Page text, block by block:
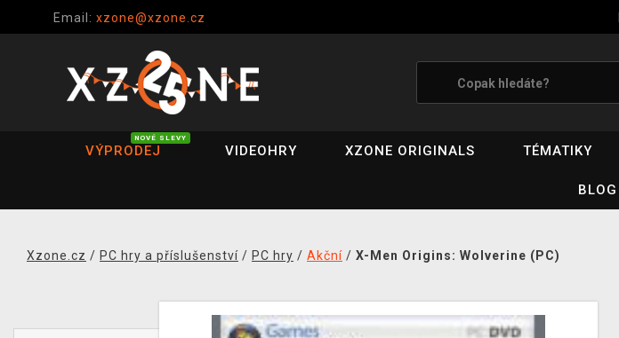
Email: xzone@xzone.cz
VÝPRODEJ
NOVÉ SLEVY
VIDEOHRY XZONE ORIGINALS TÉMATIKY
BLOG
Xzone.cz / PC hry a příslušenství / PC hry / Akční / X-Men Origins: Wolverine (PC)